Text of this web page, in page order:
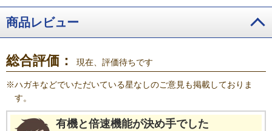
は一切の責任を負いませんので、あらかじめご了承ください。
商品レビュー
総合評価： 現在、評価待ちです
※ハガキなどでいただいている星なしのご意見も掲載しておりま
す。
有機と倍速機能が決め手でした